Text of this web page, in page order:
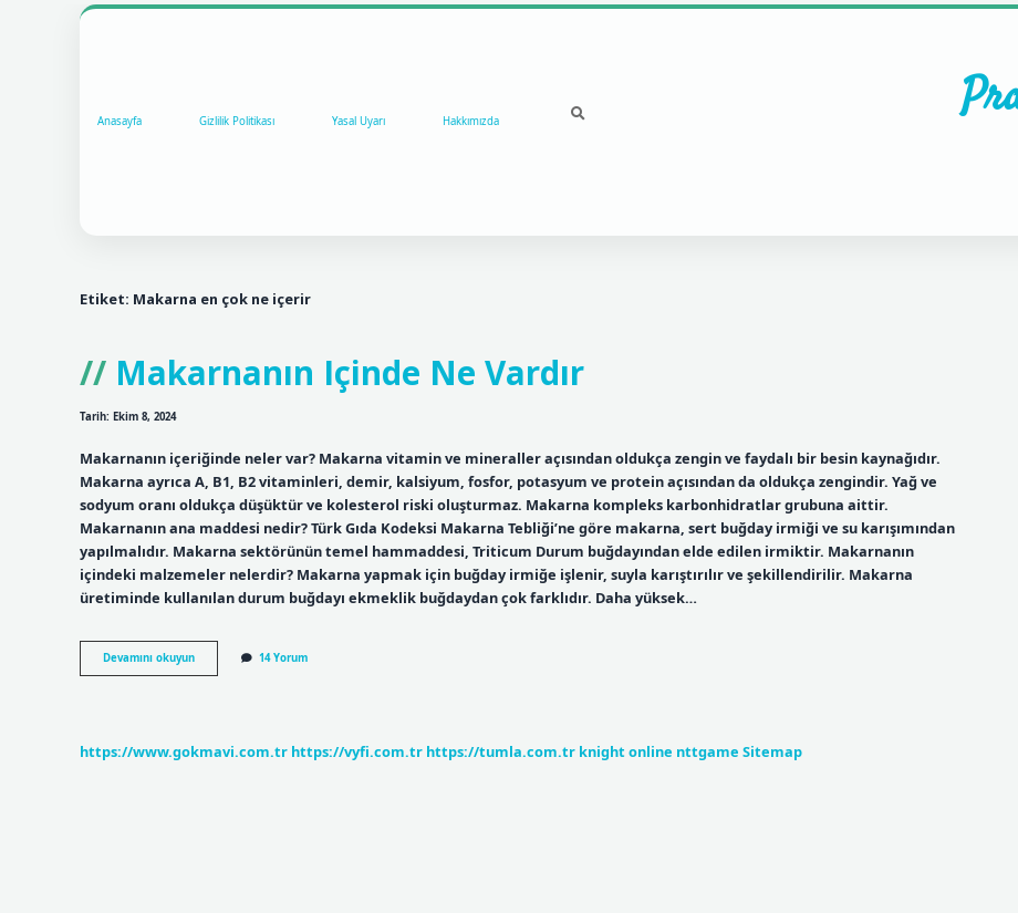
Anasayfa Gizlilik Politikası Yasal Uyarı Hakkımızda
Etiket: Makarna en çok ne içerir
Makarnanın Içinde Ne Vardır
Tarih: Ekim 8, 2024
Makarnanın içeriğinde neler var? Makarna vitamin ve mineraller açısından oldukça zengin ve faydalı bir besin kaynağıdır.
Makarna ayrıca A, B1, B2 vitaminleri, demir, kalsiyum, fosfor, potasyum ve protein açısından da oldukça zengindir. Yağ ve
sodyum oranı oldukça düşüktür ve kolesterol riski oluşturmaz. Makarna kompleks karbonhidratlar grubuna aittir.
Makarnanın ana maddesi nedir? Türk Gıda Kodeksi Makarna Tebliği’ne göre makarna, sert buğday irmiği ve su karışımından
yapılmalıdır. Makarna sektörünün temel hammaddesi, Triticum Durum buğdayından elde edilen irmiktir. Makarnanın
içindeki malzemeler nelerdir? Makarna yapmak için buğday irmiğe işlenir, suyla karıştırılır ve şekillendirilir. Makarna
üretiminde kullanılan durum buğdayı ekmeklik buğdaydan çok farklıdır. Daha yüksek…
Devamını okuyunMakarnanın
Içinde
14 Yorum
https://www.gokmavi.com.tr https://vyfi.com.tr https://tumla.com.tr knight online nttgame Sitemap